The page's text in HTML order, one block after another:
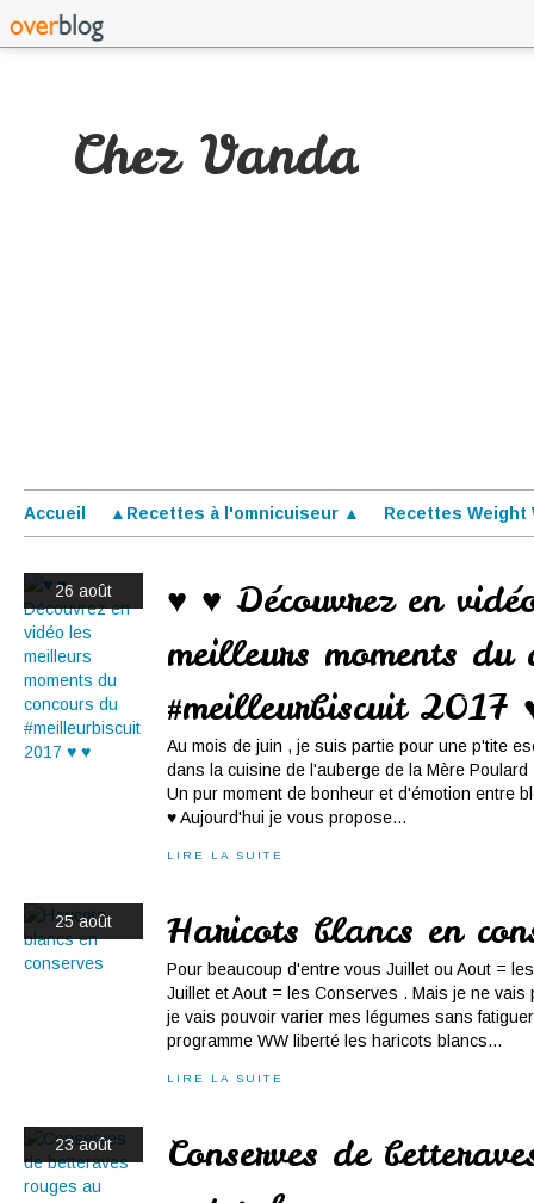
Chez Vanda
Accueil ▲Recettes à l'omnicuiseur ▲ Recettes Weight
26 août
♥ ♥ Découvrez en
meilleurs moments du
#meilleurbiscuit 2017
Au mois de juin , je suis partie pour une p'tite
dans la cuisine de l'auberge de la Mère
Un pur moment de bonheur et d'émotion entre
♥ Aujourd'hui je vous propose...
LIRE LA SUITE
25 août Haricots blancs en
Pour beaucoup d'entre vous Juillet ou Aout =
Juillet et Aout = les Conserves . Mais je ne vais
je vais pouvoir varier mes légumes sans
programme WW liberté les haricots blancs...
LIRE LA SUITE
23 août
Conserves de